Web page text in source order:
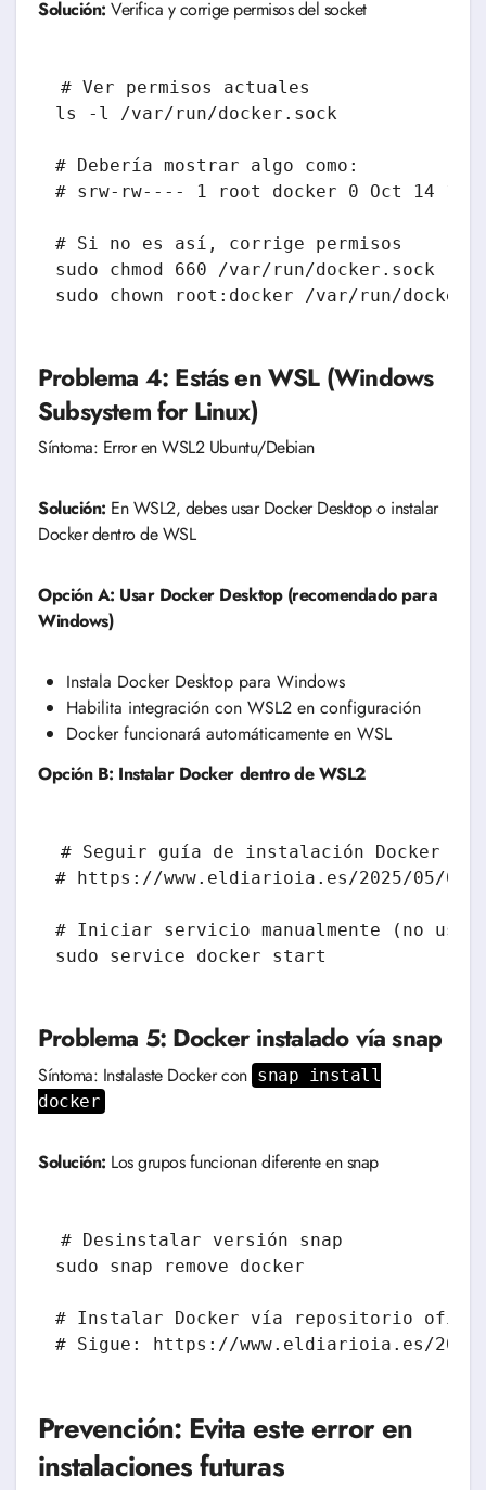
Solución: Verifica y corrige permisos del socket
# Ver permisos actuales
ls -l /var/run/docker.sock
# Debería mostrar algo como:
# srw-rw---- 1 root docker 0 Oct 14
# Si no es así, corrige permisos
sudo chmod 660 /var/run/docker.sock
Problema 4: Estás en WSL (Windows
Subsystem for Linux)
Síntoma: Error en WSL2 Ubuntu/Debian
Solución: En WSL2, debes usar Docker Desktop o instalar
Docker dentro de WSL
Opción A: Usar Docker Desktop (recomendado para
Windows)
Instala Docker Desktop para Windows
Habilita integración con WSL2 en configuración
Docker funcionará automáticamente en WSL
Opción B: Instalar Docker dentro de WSL2
# Seguir guía de instalación Docker en
# https://www.eldiarioia.es/2025/05/06/
# Iniciar servicio manualmente (no usa
Problema 5: Docker instalado vía snap
Síntoma: Instalaste Docker con snap install
docker
Solución: Los grupos funcionan diferente en snap
# Desinstalar versión snap
sudo snap remove docker
# Instalar Docker vía repositorio oficial
Prevención: Evita este error en
instalaciones futuras